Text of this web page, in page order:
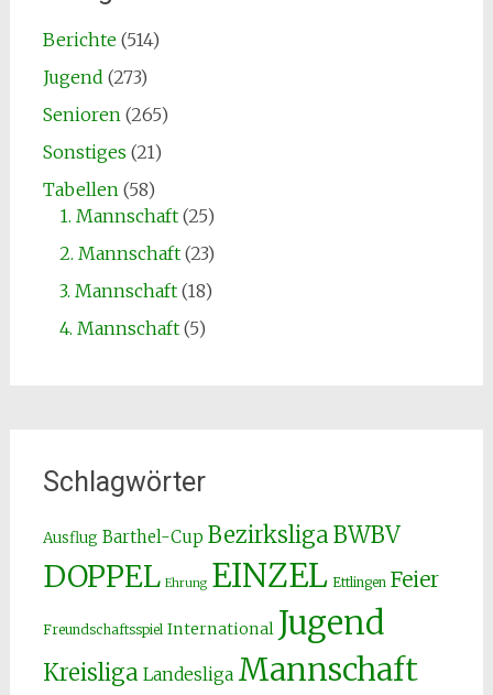
Berichte(514)
Jugend (273)
Senioren(265)
Sonstiges (21)
Tabellen(58)
1. Mannschaft(25)
2. Mannschaft(23)
3. Mannschaft(18)
4. Mannschaft(5)
Schlagwörter
Ausflug Barthel-Cup BezirksligaBWBV
DOPPEL Ehrung EINZEL Ettlingen Feier
Freundschaftsspiel International Jugend
Kreisliga Landesliga Mannschaft